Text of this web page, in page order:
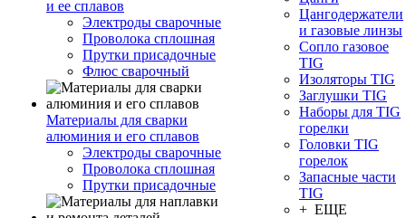
и ее сплавов
Электроды сварочные
Проволока сплошная
Прутки присадочные
Флюс сварочный
Материалы для сварки
алюминия и его сплавов
Электроды сварочные
Проволока сплошная
Прутки присадочные
Цангодержатели
и газовые линзы
Сопло газовое
TIG
Изоляторы TIG
Заглушки TIG
Наборы для TIG
горелки
Головки TIG
горелок
Запасные части
TIG
+ ЕЩЕ